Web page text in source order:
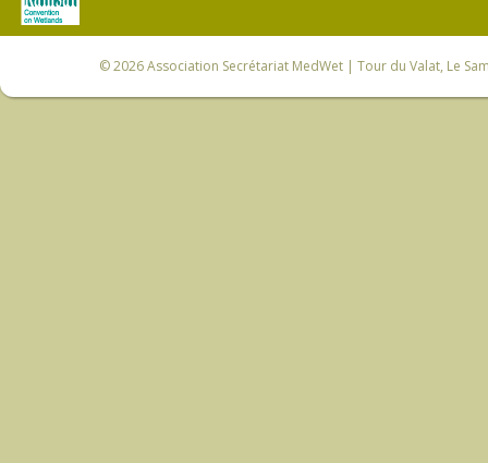
© 2026Association Secrétariat MedWet | Tour du Valat, Le